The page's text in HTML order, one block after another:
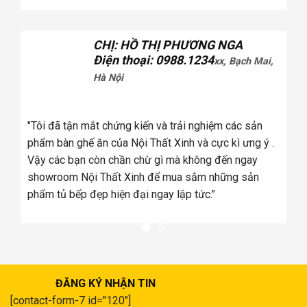
CHỊ: HỒ THỊ PHƯƠNG NGA
Điện thoại: 0988.1234xx, Bạch Mai,
Hà Nội
"Tôi đã tận mắt chứng kiến và trải nghiệm các sản
phẩm bàn ghế ăn của Nội Thất Xinh và cực kì ưng ý .
Vậy các bạn còn chần chừ gì mà không đến ngay
showroom Nội Thất Xinh để mua sắm những sản
phẩm tủ bếp đẹp hiện đại ngay lập tức."
ĐĂNG KÝ NHẬN TIN
[contact-form-7 id="120"]